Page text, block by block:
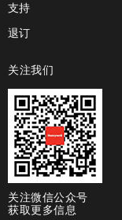
支持
退订
关注我们
关注微信公众号
获取更多信息